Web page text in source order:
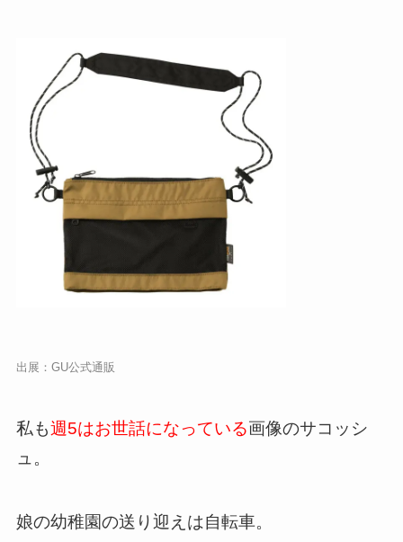
出展： GU公式通販
私も週5はお世話になっている画像のサコッシ
ュ。
娘の幼稚園の送り迎えは自転車。